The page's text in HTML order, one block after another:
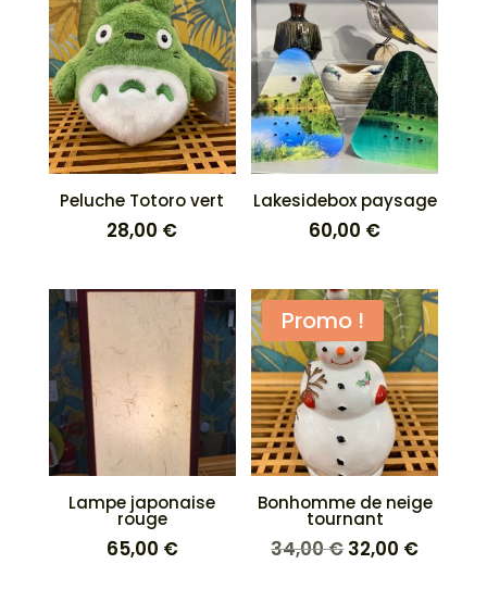
Peluche Totoro vert
28,00 €
Lakesidebox paysage
60,00 €
Lampe japonaise
rouge
65,00 €
Promo !
Bonhomme de neige
tournant
34,00€ Le
32,00 €Le